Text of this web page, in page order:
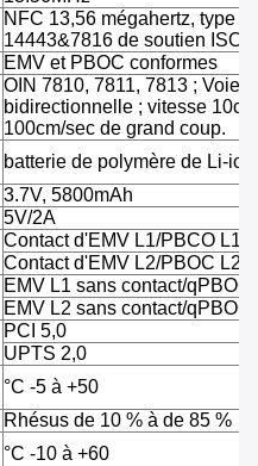
NFC 13,56 mégahertz, type
14443&7816 de soutien ISO/
EMV et PBOC conformes
OIN 7810, 7811, 7813 ; Voie
bidirectionnelle ; vitesse
100cm/sec de grand coup.
batterie de polymère de Li-ion
3.7V, 5800mAh
5V/2A
Contact d'EMV L1/PBCO L1
Contact d'EMV L2/PBOC L2
EMV L1 sans contact/qPBOC
EMV L2 sans contact/qPBOC
PCI 5,0
UPTS 2,0
°C -5 à +50
Rhésus de 10 % à de 85 %
°C -10 à +60